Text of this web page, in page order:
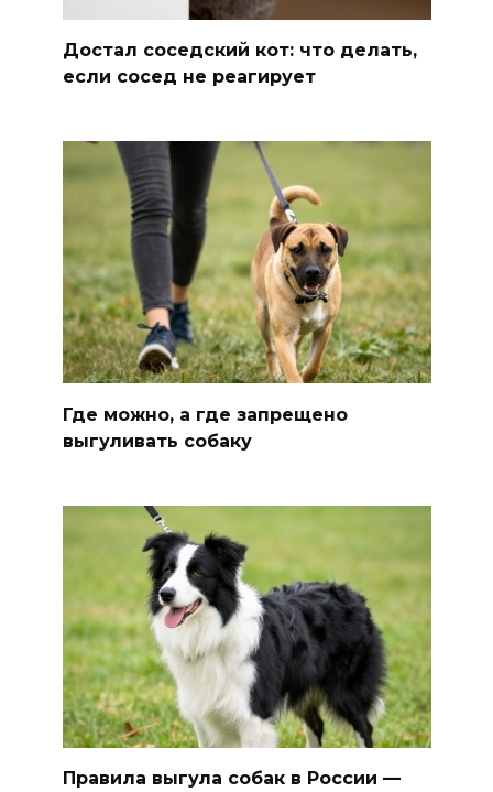
Достал соседский кот: что делать,
если сосед не реагирует
Где можно, а где запрещено
выгуливать собаку
Правила выгула собак в России —